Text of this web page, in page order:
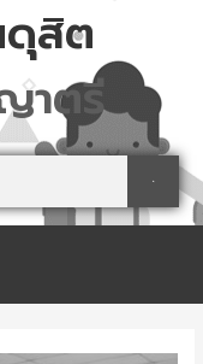
ดุสิต
าตร